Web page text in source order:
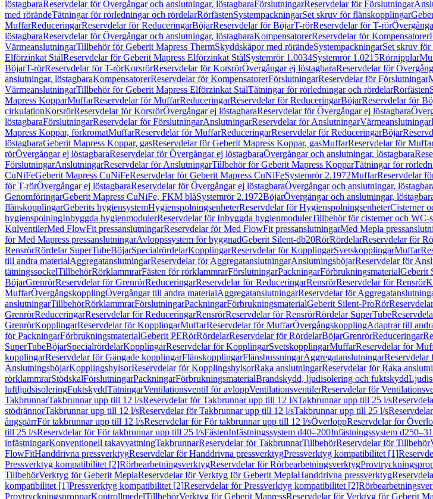
löstagbaraReservdelar för Övergångar och anslutningar, löstagbaraFörslutningarReservdelar för Förslutningar
med rörändeTätningar för rörledningar och rördelarRörfästenSystempackningarSet skruv för flänskopplingar
MuffarReduceringarReservdelar för ReduceringarBöjarReservdelar för BöjarT-rörReservdelar för T-rör
löstagbaraReservdelar för Övergångar och anslutningar, löstagbaraKompensatorerReservdelar för Kompensatorer
VärmeanslutningarTillbehör för Geberit Mapress ThermSkyddskåpor med rörändeSystempackningarSet skruv
Elförzinkat StålReservdelar för Geberit Mapress Elförzinkat StålSystemrör 1.0034Systemrör 1.0215Rörnipplar
BöjarT-rörReservdelar för T-rörKorsrörReservdelar för KorsrörÖvergångar ej löstagbaraReservdelar för
anslutningar, löstagbaraKompensatorerReservdelar för KompensatorerFörslutningarReservdelar för Förslutningar
VärmeanslutningarTillbehör för Geberit Mapress Elförzinkat StålTätningar för rörledningar och rördelarRörfästen
Mapress KopparMuffarReservdelar för MuffarReduceringarReservdelar för ReduceringarBöjarReservdelar för
cirkulationKorsrörReservdelar för KorsrörÖvergångar ej löstagbaraReservdelar för Övergångar ej löstagbara
löstagbaraFörslutningarReservdelar för FörslutningarAnslutningarReservdelar för AnslutningarVärmeanslutningar
Mapress Koppar, förkromatMuffarReservdelar för MuffarReduceringarReservdelar för ReduceringarBöjar
löstagbaraGeberit Mapress Koppar, gasReservdelar för Geberit Mapress Koppar, gasMuffarReservdelar för
rörÖvergångar ej löstagbaraReservdelar för Övergångar ej löstagbaraÖvergångar och anslutningar, löstagbara
FörslutningarAnslutningarReservdelar för AnslutningarTillbehör för Geberit Mapress KopparTätningar för
CuNiFeGeberit Mapress CuNiFeReservdelar för Geberit Mapress CuNiFeSystemrör 2.1972MuffarReservdelar
för T-rörÖvergångar ej löstagbaraReservdelar för Övergångar ej löstagbaraÖvergångar och anslutningar,
GenomföringarGeberit Mapress CuNiFe, FKM blåSystemrör 2.1972BöjarÖvergångar och anslutningar,
flänskopplingarGeberits hygiensystemHygienspolningsenheterReservdelar för HygienspolningsenheterCisterner
hygienspolningInbyggda hygienmodulerReservdelar för Inbyggda hygienmodulerTillbehör för cisterner och WC-
KulventilerMed FlowFit pressanslutningarReservdelar för Med FlowFit pressanslutningarMed Mepla
för Med Mapress pressanslutningarAvloppssystem för byggnadGeberit Silent-db20RörRördelarReservdelar för
RensrörRördelar SuperTubeBöjarSpecialrördelarKopplingarReservdelar för KopplingarSvetskopplingarMuffar
till andra materialAggregatanslutningarReservdelar för AggregatanslutningarAnslutningsböjarReservdelar för
tätningssockelTillbehörRörklammrarFästen för rörklammrarFörslutningarPackningarFörbrukningsmaterialGeberit
BöjarGrenrörReservdelar för GrenrörReduceringarReservdelar för ReduceringarRensrörReservdelar för Rensrör
MuffarÖvergångskopplingÖvergångar till andra materialAggregatanslutningarReservdelar för
anslutningarTillbehörRörklammrarFörslutningarPackningarFörbrukningsmaterialGeberit Silent-ProRör
GrenrörReduceringarReservdelar för ReduceringarRensrörReservdelar för RensrörRördelar SuperTube
GrenrörKopplingarReservdelar för KopplingarMuffarReservdelar för MuffarÖvergångskopplingAdaptrar till
för PackningarFörbrukningsmaterialGeberit PERörRördelarReservdelar för RördelarBöjarGrenrörReduceringar
SuperTubeBöjarSpecialrördelarKopplingarReservdelar för KopplingarSvetskopplingarMuffarReservdelar för
kopplingarReservdelar för Gängade kopplingarFlänskopplingarFlänsbussningarAggregatanslutningarReservdelar
AnslutningsböjarKopplingshylsorReservdelar för KopplingshylsorRaka anslutningarReservdelar för Raka
rörklammrarStödskalFörslutningarPackningarFörbrukningsmaterialBrandskydd, ljudisolering och fuktskydd
luftljudsisoleringFuktskyddTätningarVentilationsventil för avloppVentilationsventilerReservdelar för
TakbrunnarTakbrunnar upp till 12 l/sReservdelar för Takbrunnar upp till 12 l/sTakbrunnar upp till 25 l/s
stödrännorTakbrunnar upp till 12 l/sReservdelar för Takbrunnar upp till 12 l/sTakbrunnar upp till 25 l/s
ångspärrFör takbrunnar upp till 12 l/sReservdelar för För takbrunnar upp till 12 l/sÖverloppReservdelar för
till 25 l/sReservdelar för För takbrunnar upp till 25 l/sFästenInfästningssystem d40–200Infästningssystem
infästningarKonventionell takavvattningTakbrunnarReservdelar för TakbrunnarTillbehörReservdelar för Tillbehör
FlowFitHanddrivna pressverktygReservdelar för Handdrivna pressverktygPressverktyg kompatibilitet [1]
Pressverktyg kompatibilitet [2]RörbearbetningsverktygReservdelar för Rörbearbetningsverktyg
TillbehörVerktyg för Geberit MeplaReservdelar för Verktyg för Geberit MeplaHanddrivna pressverktyg
kompatibilitet [1]Pressverktyg kompatibilitet [2]Reservdelar för Pressverktyg kompatibilitet [2]
ProvtryckningspropparKontrollmedelTillbehörVerktyg för Geberit MapressReservdelar för Verktyg för Geberit